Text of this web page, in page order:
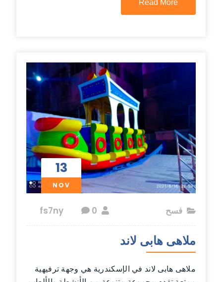
Read More
13
NOV
فسح 0
ملاهى هابى لاند
ملاهى هابى لاند في الإسكندرية هي وجهة ترفيهية